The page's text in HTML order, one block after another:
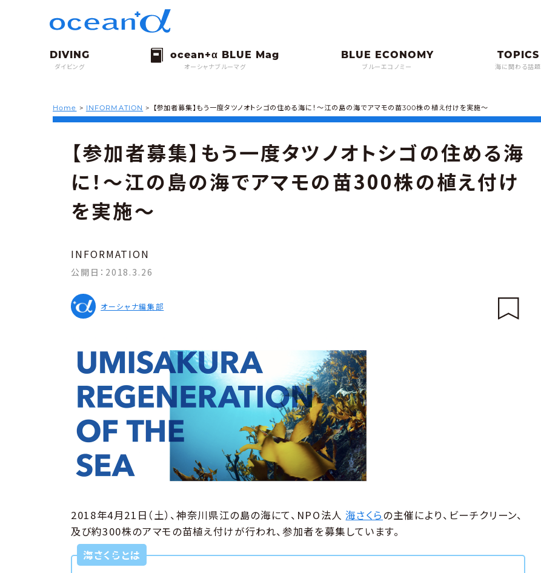
ダイビング オーシャナブルーマグ ブルーエコノミー 海に関わる話題
Home > INFORMATION > 【参加者募集】もう一度タツノオトシゴの住める海に！〜江の島の海でアマモの苗300株の植え付けを実施〜
【参加者募集】もう一度タツノオトシゴの住める海
に！〜江の島の海でアマモの苗300株の植え付け
を実施〜
INFORMATION
公開日： 2018.3.26
オーシャナ編集部
2018年4月21日（土）、神奈川県江の島の海にて、NPO法人海さくらの主催により、ビーチクリーン、
及び約300株のアマモの苗植え付けが行われ、参加者を募集しています。
海さくらとは